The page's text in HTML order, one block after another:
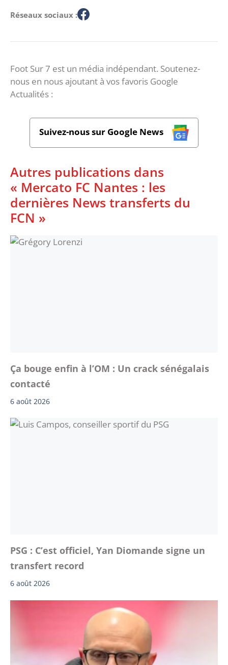
Réseaux sociaux :
Foot Sur 7 est un média indépendant. Soutenez-
nous en nous ajoutant à vos favoris Google
Actualités :
Suivez-nous sur Google News
Autres publications dans
« Mercato FC Nantes : les
dernières News transferts du
FCN »
Ça bouge enfin à l’OM : Un crack sénégalais
contacté
6 août 2026
PSG : C’est officiel, Yan Diomande signe un
transfert record
6 août 2026